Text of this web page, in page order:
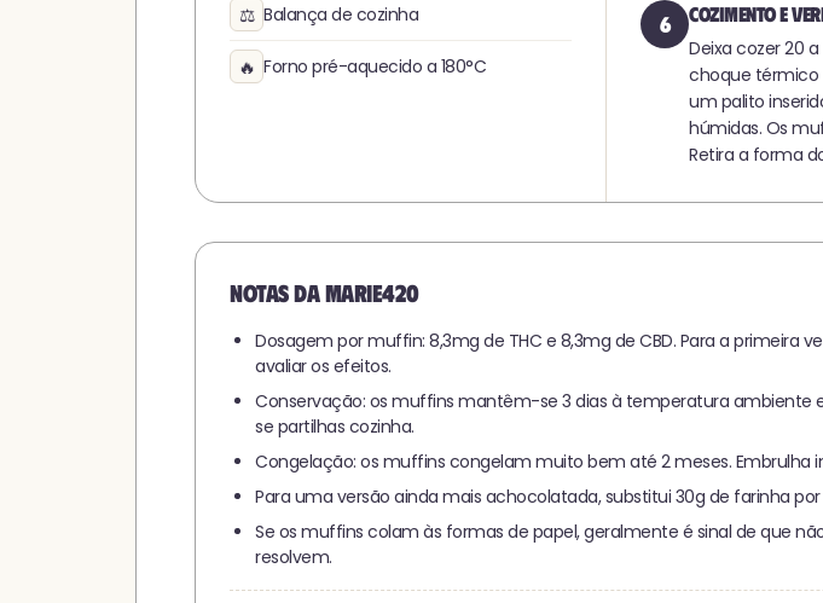
⚖️ Balança de cozinha
🔥 Forno pré-aquecido a 180°C
6 Cozimento e
Deixa cozer 20
choque térmico
um palito
húmidas. Os
Retira a forma
Notas da Marie420
Dosagem por muffin: 8,3mg de THC e 8,3mg de CBD. Para a
avaliar os efeitos.
Conservação: os muffins mantêm-se 3 dias à temperatura ambiente
se partilhas cozinha.
Congelação: os muffins congelam muito bem até 2 meses.
Para uma versão ainda mais achocolatada, substitui 30g de farinha
Se os muffins colam às formas de papel, geralmente é sinal de que
resolvem.